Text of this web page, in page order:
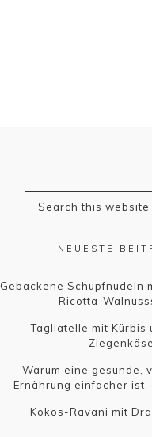
NEUESTE
Gebackene Schupfnudeln
Ricotta-
Tagliatelle mit Kürbis
Ziegenkäse
Warum eine gesunde,
Ernährung einfacher ist,
Kokos-Ravani mit